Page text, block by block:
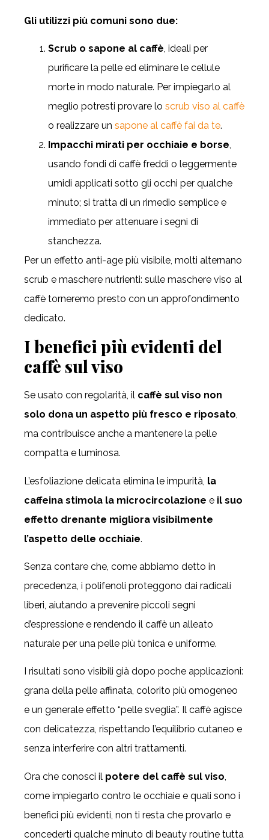
Gli utilizzi più comuni sono due:
Scrub o sapone al caffè, ideali per
purificare la pelle ed eliminare le cellule
morte in modo naturale. Per impiegarlo al
meglio potresti provare lo scrub viso al caffè
o realizzare un sapone al caffè fai da te.
Impacchi mirati per occhiaie e borse,
usando fondi di caffè freddi o leggermente
umidi applicati sotto gli occhi per qualche
minuto; si tratta di un rimedio semplice e
immediato per attenuare i segni di
stanchezza.
Per un effetto anti-age più visibile, molti alternano
scrub e maschere nutrienti: sulle maschere viso al
caffè torneremo presto con un approfondimento
dedicato.
I benefici più evidenti del
caffè sul viso
Se usato con regolarità, il caffè sul viso non
solo dona un aspetto più fresco e riposato,
ma contribuisce anche a mantenere la pelle
compatta e luminosa.
L’esfoliazione delicata elimina le impurità, la
caffeina stimola la microcircolazione e il suo
effetto drenante migliora visibilmente
l’aspetto delle occhiaie.
Senza contare che, come abbiamo detto in
precedenza, i polifenoli proteggono dai radicali
liberi, aiutando a prevenire piccoli segni
d’espressione e rendendo il caffè un alleato
naturale per una pelle più tonica e uniforme.
I risultati sono visibili già dopo poche applicazioni:
grana della pelle affinata, colorito più omogeneo
e un generale effetto “pelle sveglia”. Il caffè agisce
con delicatezza, rispettando l’equilibrio cutaneo e
senza interferire con altri trattamenti.
Ora che conosci il potere del caffè sul viso,
come impiegarlo contro le occhiaie e quali sono i
benefici più evidenti, non ti resta che provarlo e
concederti qualche minuto di beauty routine tutta